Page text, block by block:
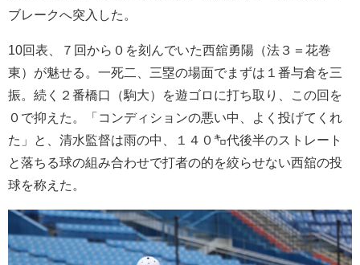
ブレークへ突入した。
10回表、７回から０を刻んでいた西舘勇陽（法３＝花巻
東）が魅せる。一死二、三塁の場面でまずは１番与倉を三
振。続く２番橋口（駒大）を遊ゴロに打ち取り、この回を
０で抑えた。「コンディションの悪い中、よく投げてくれ
た」と、清水監督は雨の中、１４０㌔代後半のストレート
と落ちる球の組み合わせで打者の的を絞らせない西舘の投
球を称えた。